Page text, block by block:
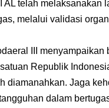
telah melaksanakan
melalui validasi
III
Republik
diamanahkan. Jaga
dalam